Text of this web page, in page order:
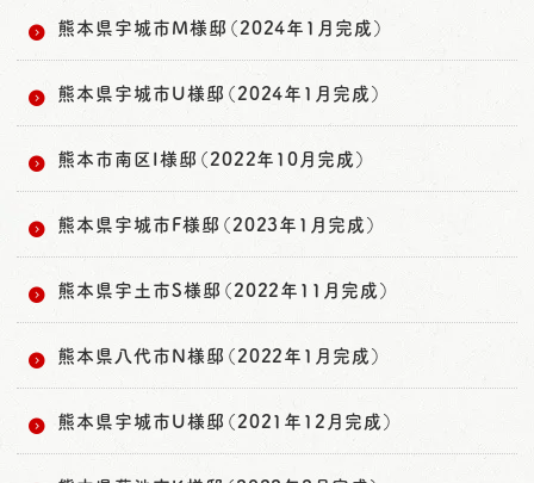
熊本県宇城市M様邸（2024年1月完成）
熊本県宇城市U様邸（2024年1月完成）
熊本市南区I様邸（2022年10月完成）
熊本県宇城市F様邸（2023年1月完成）
熊本県宇土市S様邸（2022年11月完成）
熊本県八代市N様邸（2022年1月完成）
熊本県宇城市U様邸（2021年12月完成）